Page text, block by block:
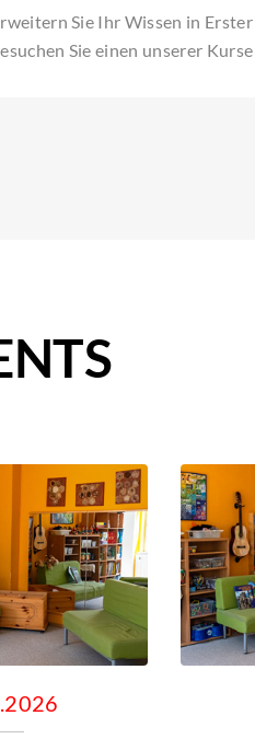
Sie Ihr Wissen in
Sie einen unserer Kurse